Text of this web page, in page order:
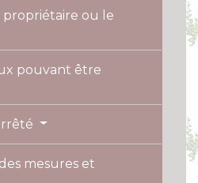
ou le
pouvant être
mesures et